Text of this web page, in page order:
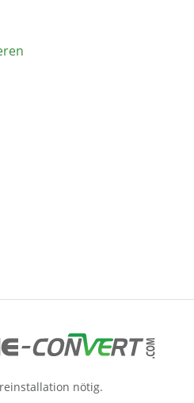
nötig.